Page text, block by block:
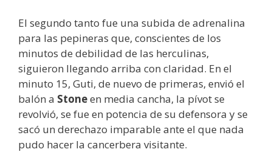
El segundo tanto fue una subida de adrenalina
para las pepineras que, conscientes de los
minutos de debilidad de las herculinas,
siguieron llegando arriba con claridad. En el
minuto 15, Guti, de nuevo de primeras, envió el
balón a Stoneen media cancha, la pívot se
revolvió, se fue en potencia de su defensora y se
sacó un derechazo imparable ante el que nada
pudo hacer la cancerbera visitante.